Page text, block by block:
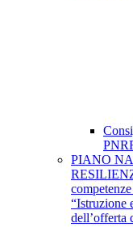
PIANO
“Istruzione
dell’offerta